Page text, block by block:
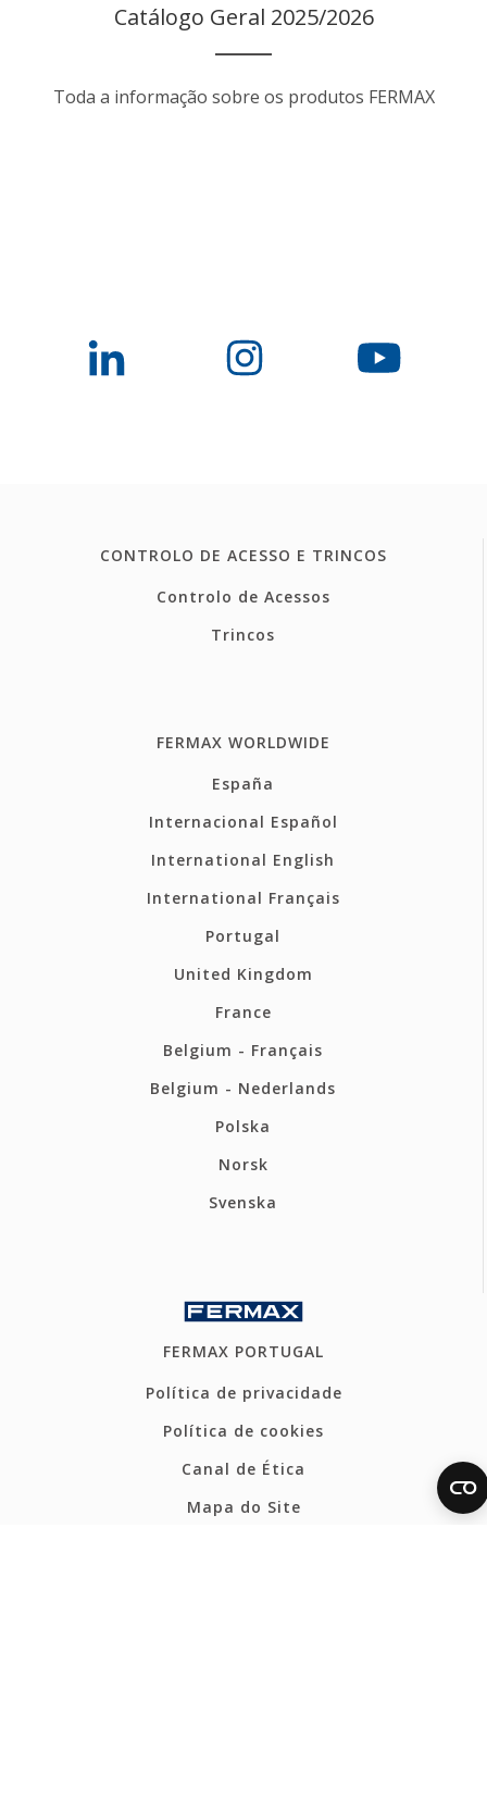
Catálogo Geral 2025/2026
Toda a informação sobre os produtos FERMAX
CONTROLO DE ACESSO E TRINCOS
Controlo de Acessos
Trincos
FERMAX WORLDWIDE
España
Internacional Español
International English
International Français
Portugal
United Kingdom
France
Belgium - Français
Belgium - Nederlands
Polska
Norsk
Svenska
FERMAX PORTUGAL
Política de privacidade
Política de cookies
Canal de Ética
Mapa do Site